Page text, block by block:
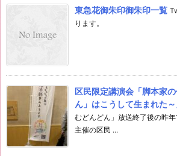
東急花御朱印御朱印一覧
ります。
区民限定講演会「脚本家
ん」はこうして生まれた
むどんどん」放送終了後の昨
主催の区民 ...